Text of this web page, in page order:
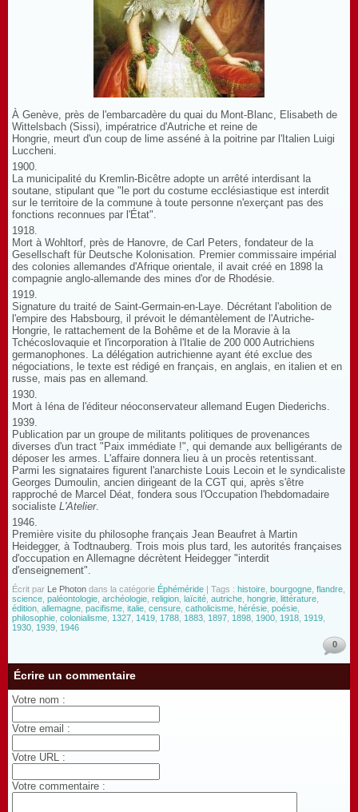
À Genève, près de l'embarcadère du quai du Mont-Blanc, Elisabeth de
Wittelsbach (Sissi), impératrice d'Autriche et reine de
Hongrie, meurt d'un coup de lime asséné à la poitrine par l'Italien Luigi
Luccheni.
1900.
La municipalité du Kremlin-Bicêtre adopte un arrêté interdisant la
soutane, stipulant que "le port du costume ecclésiastique est interdit
sur le territoire de la commune à toute personne n'exerçant pas des
fonctions reconnues par l'État".
1918.
Mort à Wohltorf, près de Hanovre, de Carl Peters, fondateur de la
Gesellschaft für Deutsche Kolonisation. Premier commissaire impérial
des colonies allemandes d'Afrique orientale, il avait créé en 1898 la
compagnie anglo-allemande des mines d'or de Rhodésie.
1919.
Signature du traité de Saint-Germain-en-Laye. Décrétant l'abolition de
l'empire des Habsbourg, il prévoit le démantèlement de l'Autriche-
Hongrie, le rattachement de la Bohême et de la Moravie à la
Tchécoslovaquie et l'incorporation à l'Italie de 200 000 Autrichiens
germanophones. La délégation autrichienne ayant été exclue des
négociations, le texte est rédigé en français, en anglais, en italien et en
russe, mais pas en allemand.
1930.
Mort à Iéna de l'éditeur néoconservateur allemand Eugen Diederichs.
1939.
Publication par un groupe de militants politiques de provenances
diverses d'un tract "Paix immédiate !", qui demande aux belligérants de
déposer les armes. L'affaire donnera lieu à un procès retentissant.
Parmi les signataires figurent l'anarchiste Louis Lecoin et le syndicaliste
Georges Dumoulin, ancien dirigeant de la CGT qui, après s'être
rapproché de Marcel Déat, fondera sous l'Occupation l'hebdomadaire
socialiste L'Atelier.
1946.
Première visite du philosophe français Jean Beaufret à Martin
Heidegger, à Todtnauberg. Trois mois plus tard, les autorités françaises
d'occupation en Allemagne décrètent Heidegger "interdit
d'enseignement".
Écrit par Le Photon dans la catégorie Éphéméride | Tags : histoire bourgogne flandre
science paléontologie archéologie religion laïcité autriche hongrie littérature
édition allemagne pacifisme italie censure catholicisme hérésie poésie
philosophie colonialisme 1327 1419 1788 1883 1897 1898 1900 1918 1919
1930 1939 1946
0
Écrire un commentaire
Votre nom :
Votre email :
Votre URL :
Votre commentaire :